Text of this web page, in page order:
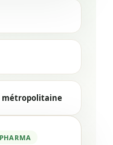
métropolitaine